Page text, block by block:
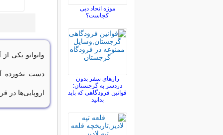
وانواتو یکی
دست نخورده
اروپایی‌ها در قرن ۱۸ میلادی به آنجا
موزه اتحاد دبی
کجاست؟
رازهای سفر بدون
دردسر به گرجستان:
قوانین فرودگاهی که باید
بدانید